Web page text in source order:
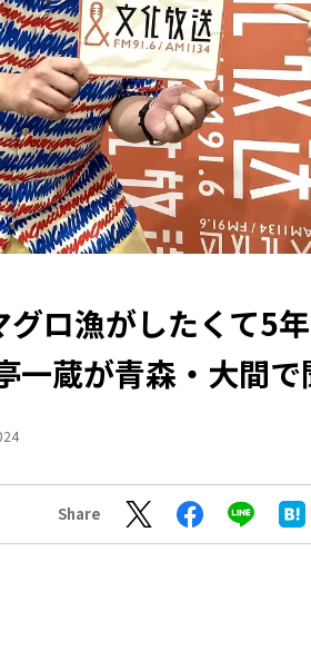
グロ漁がしたくて5
一蔵が青森・大間で
Share